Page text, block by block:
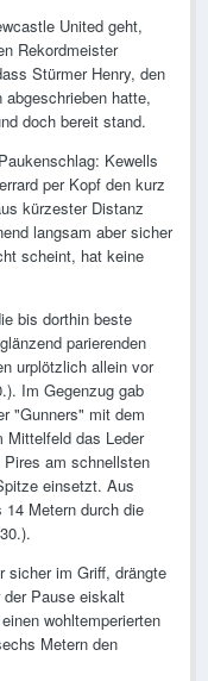
United geht,
Rekordmeister
Stürmer Henry, den
hatte,
doch bereit stand.
Kewells
per Kopf den kurz
kürzester Distanz
langsam aber sicher
scheint, hat keine
bis dorthin beste
parierenden
urplötzlich allein vor
Im Gegenzug gab
"Gunners" mit dem
Mittelfeld das Leder
am schnellsten
einsetzt. Aus
Metern durch die
sicher im Griff, drängte
der Pause eiskalt
wohltemperierten
Metern den